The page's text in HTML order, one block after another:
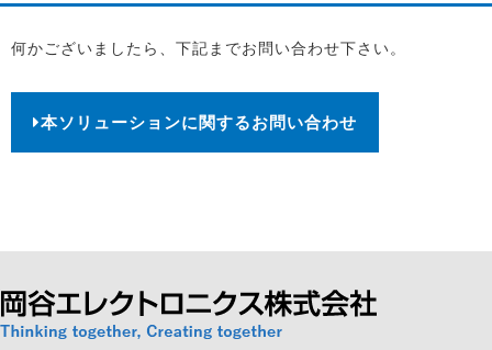
何かございましたら、下記までお問い合わせ下さい。
本ソリューションに関するお問い合わせ